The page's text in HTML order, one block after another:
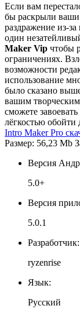
Если вам
бы раскрыли ваши
раздражение из-
один
Maker Vip чтобы
ограничениях.
возможности
использование
было сказано
вашим
сможете
лёгкостью обойти
Intro Maker Pro
Размер: 56,23 Mb
Версия
5.0+
Версия
5.0.1
Разработчик:
ryzenrise
Язык:
Русский